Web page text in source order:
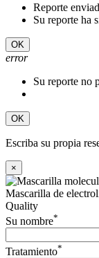
Reporte
Su reporte ha
OK
error
Su reporte no
OK
Escriba su propia
×
Mascarilla de
Quality
Su nombre*
Tratamiento*